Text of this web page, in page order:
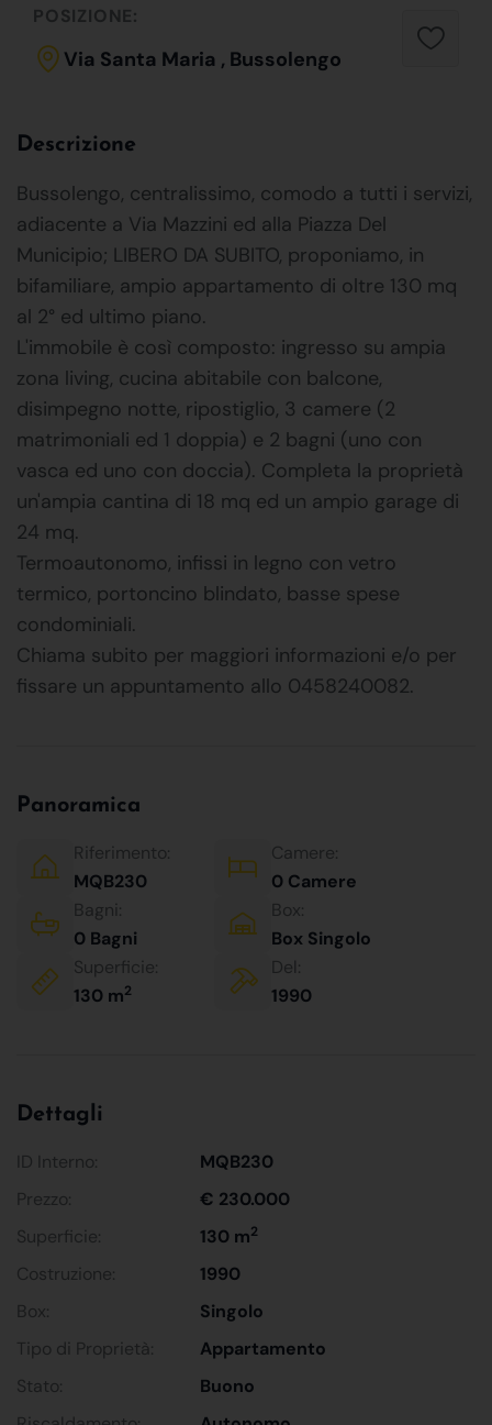
POSIZIONE:
Via Santa Maria , Bussolengo
Descrizione
Bussolengo, centralissimo, comodo a tutti i servizi,
adiacente a Via Mazzini ed alla Piazza Del
Municipio; LIBERO DA SUBITO, proponiamo, in
bifamiliare, ampio appartamento di oltre 130 mq
al 2° ed ultimo piano.
L'immobile è così composto: ingresso su ampia
zona living, cucina abitabile con balcone,
disimpegno notte, ripostiglio, 3 camere (2
matrimoniali ed 1 doppia) e 2 bagni (uno con
vasca ed uno con doccia). Completa la proprietà
un'ampia cantina di 18 mq ed un ampio garage di
24 mq.
Termoautonomo, infissi in legno con vetro
termico, portoncino blindato, basse spese
condominiali.
Chiama subito per maggiori informazioni e/o per
fissare un appuntamento allo 0458240082.
Panoramica
Riferimento:
MQB230
Camere:
0 Camere
Bagni:
0 Bagni
Box:
Box Singolo
Superficie:
130 m2
Del:
1990
Dettagli
ID Interno:
MQB230
Prezzo:
€ 230.000
Superficie:
130 m2
Costruzione:
1990
Box:
Singolo
Tipo di Proprietà:
Appartamento
Stato:
Buono